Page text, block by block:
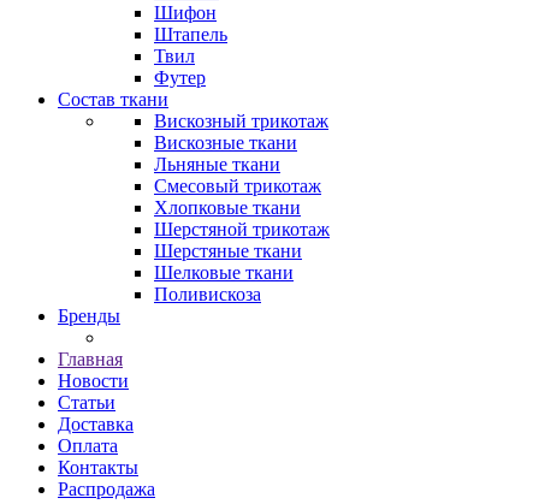
Шифон
Штапель
Твил
Футер
Состав ткани
Вискозный трикотаж
Вискозные ткани
Льняные ткани
Смесовый трикотаж
Хлопковые ткани
Шерстяной трикотаж
Шерстяные ткани
Шелковые ткани
Поливискоза
Бренды
Главная
Новости
Статьи
Доставка
Оплата
Контакты
Распродажа